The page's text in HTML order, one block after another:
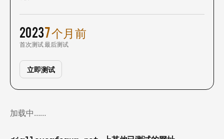
2023
首次测试
7 个月前
最后测试
立即测试
加载中……